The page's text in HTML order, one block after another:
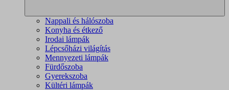
Nappali és hálószoba
Konyha és étkező
Irodai lámpák
Lépcsőházi világítás
Mennyezeti lámpák
Fürdőszoba
Gyerekszoba
Kültéri lámpák